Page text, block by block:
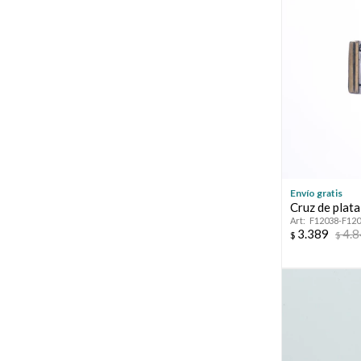
Envío gratis
Cruz de
F12038-
$ 3.389 $